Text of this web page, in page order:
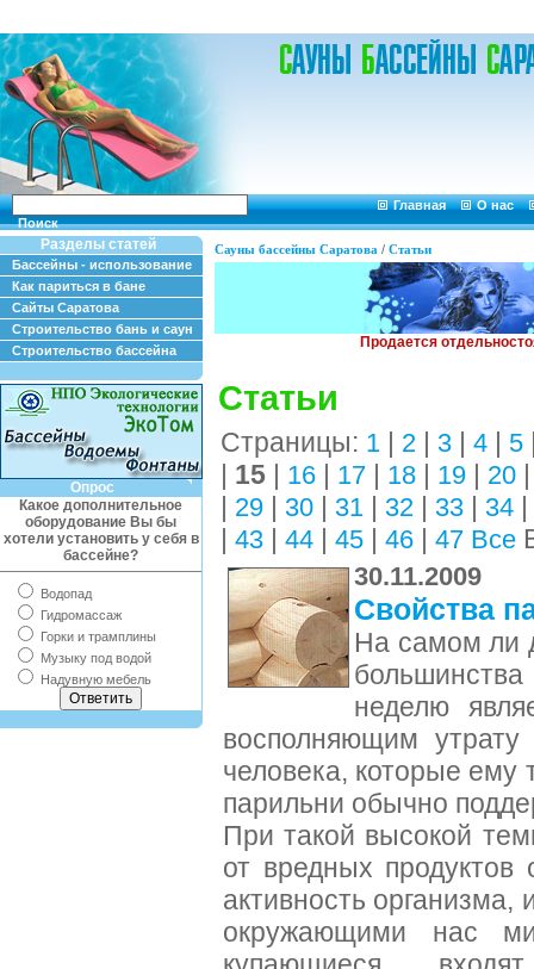
Поиск
Главная О нас
Разделы статей
Бассейны - использование
Как париться в бане
Сайты Саратова
Строительство бань и саун
Строительство бассейна
Опрос
Какое дополнительное
оборудование Вы бы
хотели установить у себя в
бассейне?
Водопад
Гидромассаж
Горки и трамплины
Музыку под водой
Надувную мебель
Сауны бассейны Саратова / Статьи
Статьи
Страницы: 1 | 2 | 3 | 4 | 5
| 15 | 16 | 17 | 18 | 19 | 20
| 29 | 30 | 31 | 32 | 33 | 34 |
| 43 | 44 | 45 | 46 | 47 Все
30.11.2009
Свойства
На самом ли
неделю
восполняющим
человека, которые
парильни обычно
При такой высокой
от вредных
активность организма,
окружающими нас